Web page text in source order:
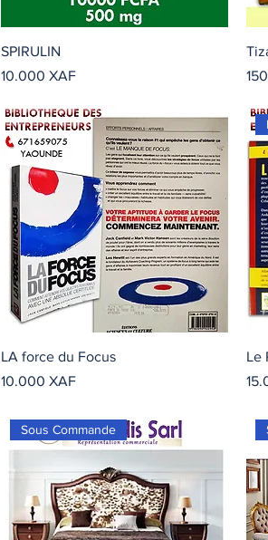
SPIRULIN
Precio
10.000 XAF
LA force du Focus
Precio
10.000 XAF
Le
Sous Commande